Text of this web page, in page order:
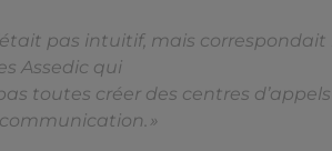
pas intuitif, mais correspondait
Assedic qui
toutes créer des centres
»